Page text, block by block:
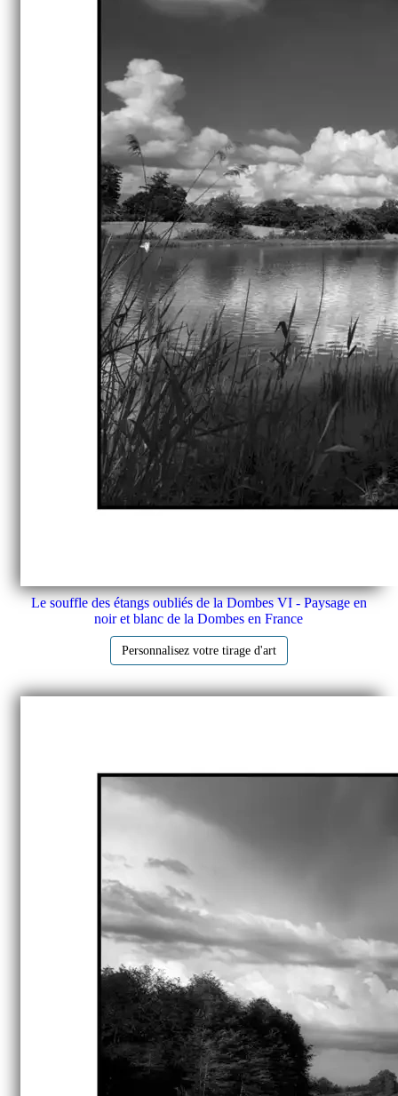
Le souffle des étangs oubliés de la Dombes VI - Paysage en
noir et blanc de la Dombes en France
Personnalisez votre tirage d'art